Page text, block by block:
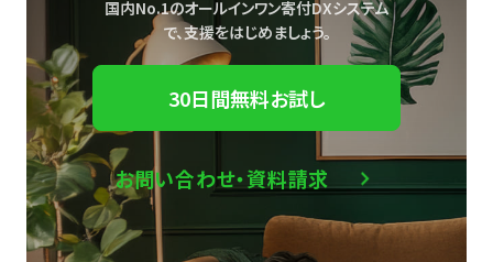
国内No.1のオールインワン寄付DXシステム
で、支援をはじめましょう。
30日間無料お試し
お問い合わせ・資料請求